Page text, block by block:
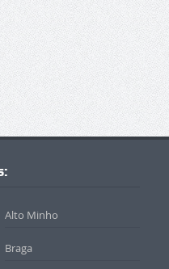
Alto Minho
Braga